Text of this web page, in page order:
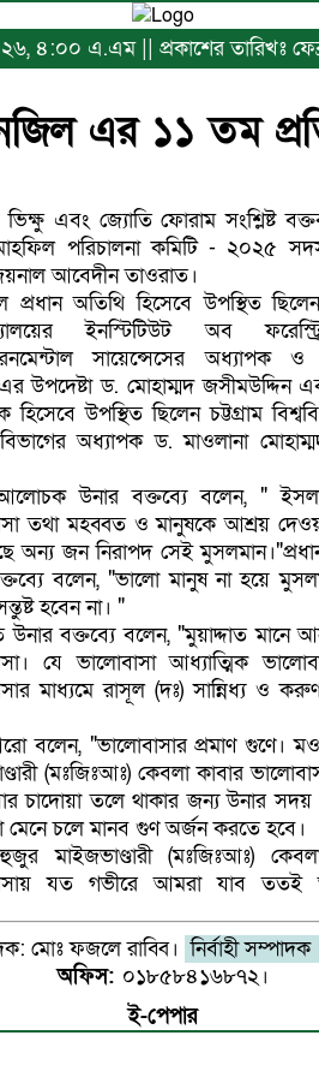
৪:০০ এ.এম || প্রকাশের তারিখঃ
এর ১১ তম
ভিক্ষু এবং জ্যোতি ফোরাম সংশ্লিষ্ট
পরিচালনা কমিটি - ২০২৫
আবেদীন তাওরাত।
প্রধান অতিথি হিসেবে উপস্থিত ছিলেন
ইনস্টিটিউট অব
সায়েন্সেসের অধ্যাপক
উপদেষ্টা ড. মোহাম্মদ জসীমউদ্দিন
উপস্থিত ছিলেন চট্টগ্রাম
অধ্যাপক ড. মাওলানা
আলোচক উনার বক্তব্যে বলেন, "
তথা মহব্বত ও মানুষকে আশ্রয়
অন্য জন নিরাপদ সেই
বলেন, "ভালো মানুষ না হয়ে
হবেন না। "
উনার বক্তব্যে বলেন, "মুয়াদ্দাত মানে
যে ভালোবাসা আধ্যাত্মিক
মাধ্যমে রাসূল (দঃ) সান্নিধ্য ও
বলেন, "ভালোবাসার প্রমাণ গুণে।
(মঃজিঃআঃ) কেবলা কাবার
চাদোয়া তলে থাকার জন্য উনার সদয়
মেনে চলে মানব গুণ অর্জন করতে হবে।
মাইজভাণ্ডারী (মঃজিঃআঃ)
যত গভীরে আমরা যাব ততই
মোঃ ফজলে রাব্বি। নির্বাহী
অফিস: ০১৮৫৮৪১৬৮৭২।
ই-পেপার